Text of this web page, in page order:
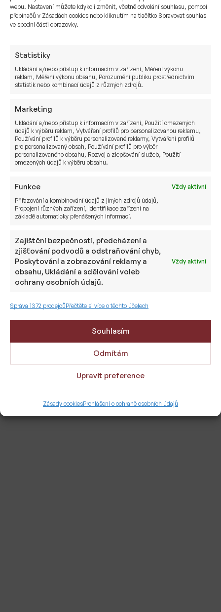
webu. Nastavení můžete kdykoli změnit, včetně odvolání souhlasu, pomocí
přepínačů v Zásadách cookies nebo kliknutím na tlačítko Spravovat souhlas
ve spodní části obrazovky.
Statistiky
Ukládání a/nebo přístup k informacím v zařízení, Měření výkonu
reklam, Měření výkonu obsahu, Porozumění publiku prostřednictvím
statistik nebo kombinací údajů z různých zdrojů.
Marketing
Ukládání a/nebo přístup k informacím v zařízení, Použití omezených
údajů k výběru reklam, Vytváření profilů pro personalizovanou reklamu,
Používání profilů k výběru personalizované reklamy, Vytváření profilů
pro personalizovaný obsah, Používání profilů pro výběr
personalizovaného obsahu, Rozvoj a zlepšování služeb, Použití
omezených údajů k výběru obsahu.
Funkce
Vždy aktivní
Přiřazování a kombinování údajů z jiných zdrojů údajů,
Propojení různých zařízení, Identifikace zařízení na
základě automaticky přenášených informací.
Zajištění bezpečnosti, předcházení a
zjišťování podvodů a odstraňování chyb,
Poskytování a zobrazování reklamy a
obsahu, Ukládání a sdělování voleb
ochrany osobních údajů.
Vždy aktivní
Správa 1372 prodejcůPřečtěte si více o těchto účelech
Souhlasím
Odmítám
Upravit preference
Zásady cookiesProhlášení o ochraně osobních údajů
například:
Vytvoření pasivního příjmu
Tvorby globálně diverzifikovaného
investičního portfolia
rodinného bohatství
Převod investičního majetku na další generace
Nezávislost na vlastní firmě
Příklady služeb našeho
investičního a finančního
Tvorba investičního
portfolia
Disponujete jednotkami až stovkami
milionů korun, které můžete investovat
příjmu? Na základě vašich požadavků vám